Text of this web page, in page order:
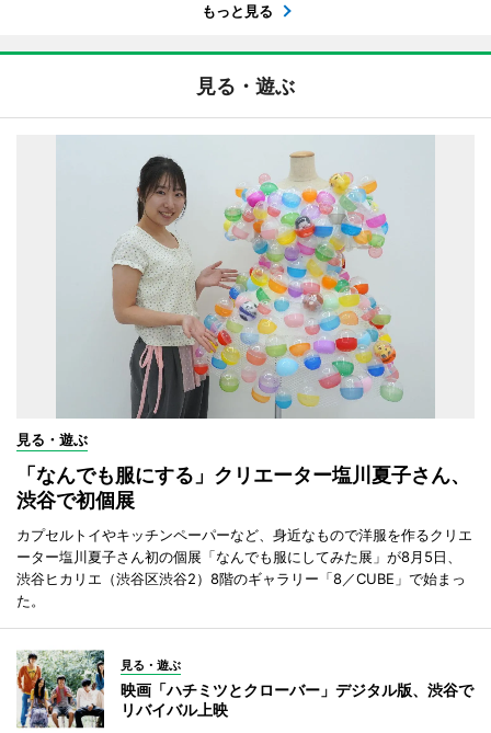
もっと見る
見る・遊ぶ
見る・遊ぶ
「なんでも服にする」クリエーター塩川夏子さん、
渋谷で初個展
カプセルトイやキッチンペーパーなど、身近なもので洋服を作るクリエ
ーター塩川夏子さん初の個展「なんでも服にしてみた展」が8月5日、
渋谷ヒカリエ（渋谷区渋谷2）8階のギャラリー「8／CUBE」で始まっ
た。
見る・遊ぶ
映画「ハチミツとクローバー」デジタル版、渋谷で
リバイバル上映